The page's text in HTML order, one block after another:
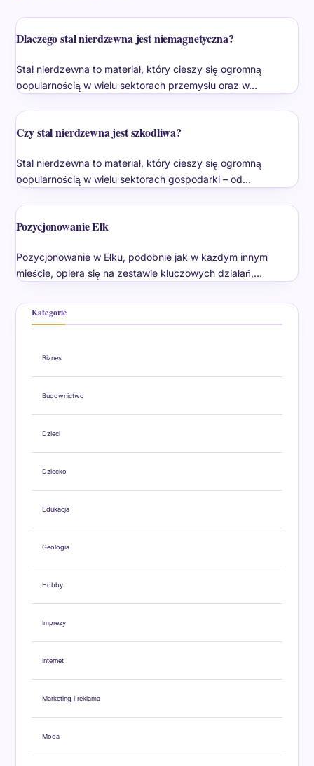
Dlaczego stal nierdzewna jest niemagnetyczna?
Stal nierdzewna to materiał, który cieszy się ogromną
popularnością w wielu sektorach przemysłu oraz w…
Czy stal nierdzewna jest szkodliwa?
Stal nierdzewna to materiał, który cieszy się ogromną
popularnością w wielu sektorach gospodarki – od…
Pozycjonowanie Ełk
Pozycjonowanie w Ełku, podobnie jak w każdym innym
mieście, opiera się na zestawie kluczowych działań,…
Kategorie
Biznes
Budownictwo
Dzieci
Dziecko
Edukacja
Geologia
Hobby
Imprezy
Internet
Marketing i reklama
Moda